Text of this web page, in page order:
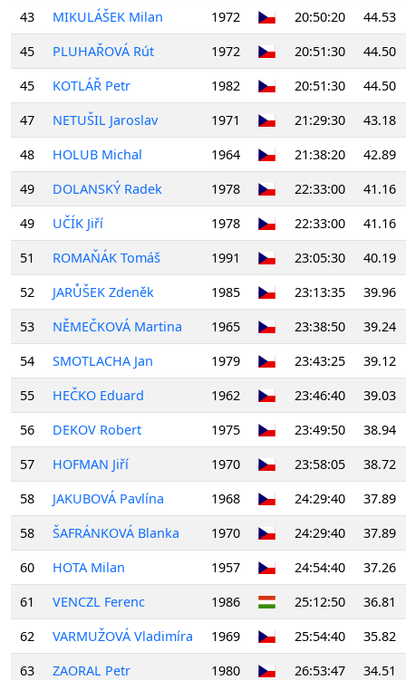
43
MIKULÁŠEK Milan 1972 20:50:20
44.53
45
PLUHAŘOVÁ Rút 1972 20:51:30
44.50
45
KOTLÁŘ Petr 1982 20:51:30
44.50
47
NETUŠIL Jaroslav 1971 21:29:30
43.18
48
HOLUB Michal 1964 21:38:20
42.89
49
DOLANSKÝ Radek 1978 22:33:00
41.16
49
UČÍK Jiří 1978 22:33:00
41.16
51
ROMAŇÁK Tomáš 1991 23:05:30
40.19
52
JARŮŠEK Zdeněk 1985 23:13:35
39.96
53
NĚMEČKOVÁ Martina 1965 23:38:50
39.24
54
SMOTLACHA Jan 1979 23:43:25
39.12
55
HEČKO Eduard 1962 23:46:40
39.03
56
DEKOV Robert 1975 23:49:50
38.94
57
HOFMAN Jiří 1970 23:58:05
38.72
58
JAKUBOVÁ Pavlína 1968 24:29:40
37.89
58
ŠAFRÁNKOVÁ Blanka 1970 24:29:40
37.89
60
HOTA Milan 1957 24:54:40
37.26
61
VENCZL Ferenc 1986 25:12:50
36.81
62
VARMUŽOVÁ Vladimíra 1969 25:54:40
35.82
63
ZAORAL Petr 1980 26:53:47
34.51